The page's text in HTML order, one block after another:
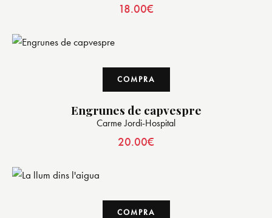
18.00€
Engrunes de capvespre
Carme Jordi-Hospital
20.00€
COMPRA
COMPRA